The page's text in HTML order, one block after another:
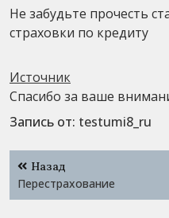
Не забудьте прочесть
страховки по кредиту
Источник
Спасибо за ваше
Запись от: testumi8_ru
Навигация
по
записям
Назад
Перестрахование